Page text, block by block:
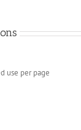
use per page